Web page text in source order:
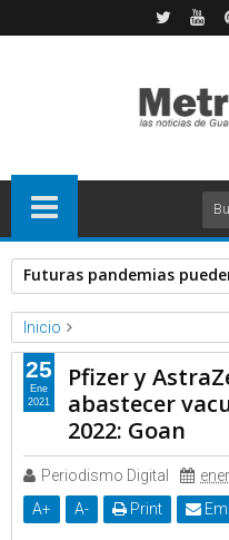
Futuras pandemias
Inicio
Forbes
Noticias
Pfizer y AstraZeneca
o 2022: Goan
Pfizer y
abastecer
2022: Goan
Periodismo Digital
A+ A- Print
25
Ene
2021